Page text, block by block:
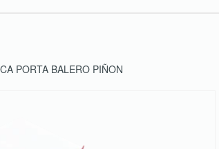
PORTA BALERO PIÑON